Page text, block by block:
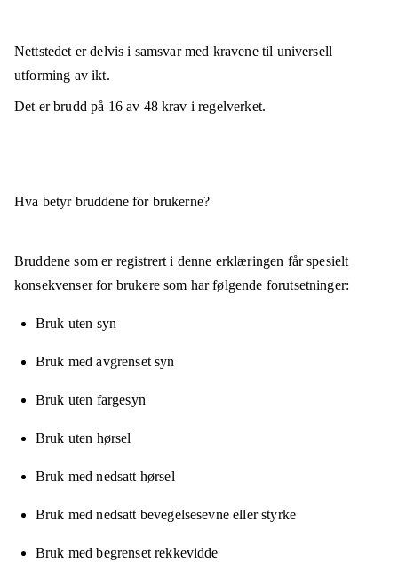
Nettstedet erdelvis i samsvarmed kravene til universell
utforming av ikt.
Det er brudd på 16av 48krav i regelverket.
Hva betyr bruddene for brukerne?
Bruddene som er registrert i denne erklæringen får spesielt
konsekvenser for brukere som har følgende forutsetninger:
Bruk uten syn
Bruk med avgrenset syn
Bruk uten fargesyn
Bruk uten hørsel
Bruk med nedsatt hørsel
Bruk med nedsatt bevegelsesevne eller styrke
Bruk med begrenset rekkevidde